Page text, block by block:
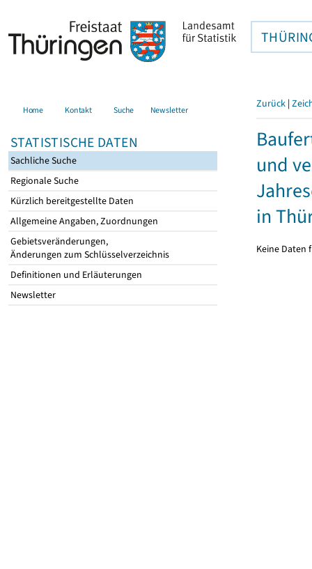
Home Kontakt Suche Newsletter
STATISTISCHE DATEN
Sachliche Suche
Regionale Suche
Kürzlich bereitgestellte Daten
Allgemeine Angaben, Zuordnungen
Gebietsveränderungen,
Änderungen zum Schlüsselverzeichnis
Definitionen und Erläuterungen
Newsletter
Zurück |
und
in
Keine Daten